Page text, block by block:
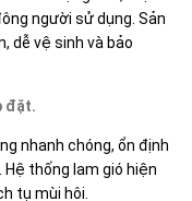
người sử dụng. Sản
dễ vệ sinh và bảo
đặt.
nhanh chóng, ổn định
Hệ thống lam gió hiện
tụ mùi hôi.